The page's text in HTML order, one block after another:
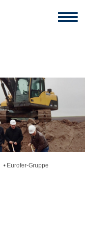
• Eurofer-Gruppe